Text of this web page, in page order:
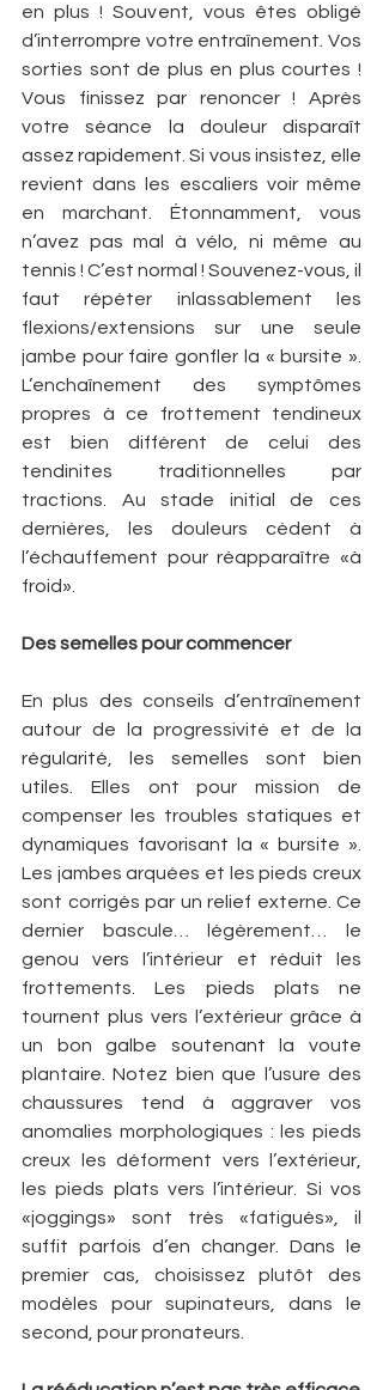
en plus ! Souvent, vous êtes obligé
d’interrompre votre entraînement. Vos
sorties sont de plus en plus courtes !
Vous finissez par renoncer ! Après
votre séance la douleur disparaît
assez rapidement. Si vous insistez, elle
revient dans les escaliers voir même
en marchant. Étonnamment, vous
n’avez pas mal à vélo, ni même au
tennis ! C’est normal ! Souvenez-vous, il
faut répéter inlassablement les
flexions/extensions sur une seule
jambe pour faire gonfler la « bursite ».
L’enchaînement des symptômes
propres à ce frottement tendineux
est bien différent de celui des
tendinites traditionnelles par
tractions. Au stade initial de ces
dernières, les douleurs cèdent à
l’échauffement pour réapparaître «à
froid».
Des semelles pour commencer
En plus des conseils d’entraînement
autour de la progressivité et de la
régularité, les semelles sont bien
utiles. Elles ont pour mission de
compenser les troubles statiques et
dynamiques favorisant la « bursite ».
Les jambes arquées et les pieds creux
sont corrigés par un relief externe. Ce
dernier bascule… légèrement… le
genou vers l’intérieur et réduit les
frottements. Les pieds plats ne
tournent plus vers l’extérieur grâce à
un bon galbe soutenant la voute
plantaire. Notez bien que l’usure des
chaussures tend à aggraver vos
anomalies morphologiques : les pieds
creux les déforment vers l’extérieur,
les pieds plats vers l’intérieur. Si vos
«joggings» sont très «fatigués», il
suffit parfois d’en changer. Dans le
premier cas, choisissez plutôt des
modèles pour supinateurs, dans le
second, pour pronateurs.